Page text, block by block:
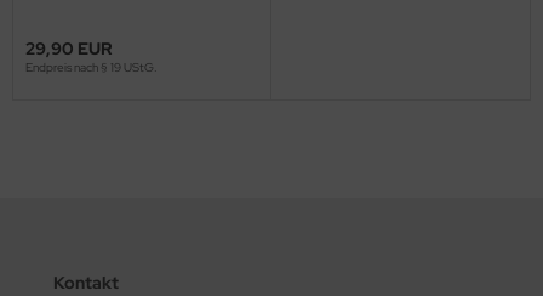
29,90 EUR
Endpreis nach § 19 UStG.
Kontakt